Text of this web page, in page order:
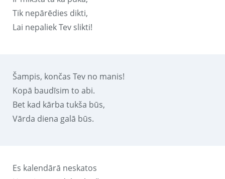
Tik nepārēdies dikti,
Lai nepaliek Tev slikti!
Šampis, končas Tev no manis!
Kopā baudīsim to abi.
Bet kad kārba tukša būs,
Vārda diena galā būs.
Es kalendārā neskatos